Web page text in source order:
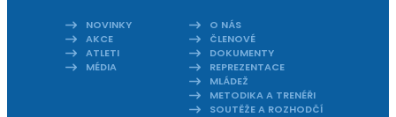
NOVINKY
AKCE
ATLETI
MÉDIA
O NÁS
ČLENOVÉ
DOKUMENTY
REPREZENTACE
MLÁDEŽ
METODIKA A TRENÉŘI
SOUTĚŽE A ROZHODČÍ